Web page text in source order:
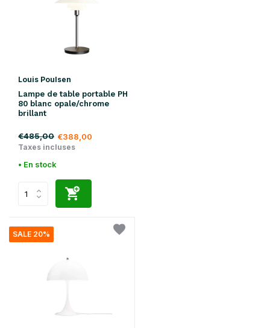
Louis Poulsen
Lampe de table portable PH
80 blanc opale/chrome
brillant
€485,00 €388,00
Taxes incluses
• En stock
SALE 20%